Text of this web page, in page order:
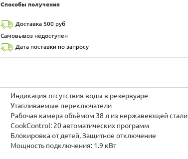
Способы получения
Доставка 500 руб
Самовывоз недоступен
Дата поставки по запросу
Индикация отсутствия воды в резервуаре
Утапливаемые переключатели
Рабочая камера объёмом 38 л из нержавеющей стали
CookControl: 20 автоматических программ
Блокировка от детей, Защитное отключение
Мощность подключения: 1.9 кВт